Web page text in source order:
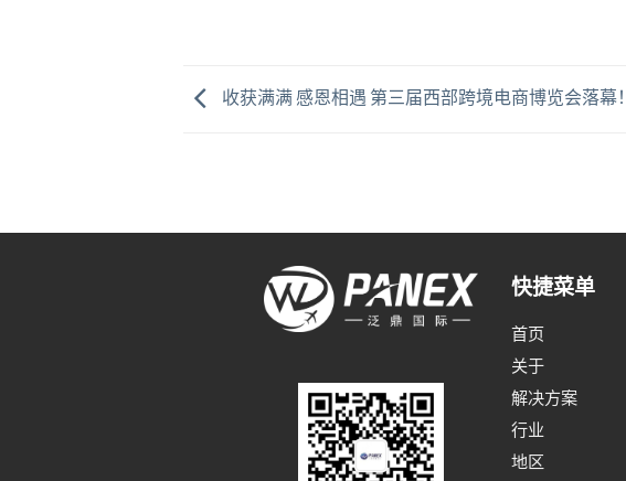
收获满满 感恩相遇 第三届西部跨境电商博览会落幕！
快捷菜单
首页
关于
解决方案
行业
地区